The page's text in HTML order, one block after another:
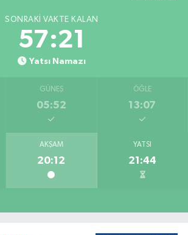
SONRAKI VAKTE KALAN
57:20
Yatsı Namazı
GÜNEŞ
05:52
ÖĞLE
13:07
AKŞAM
20:12
YATSI
21:44